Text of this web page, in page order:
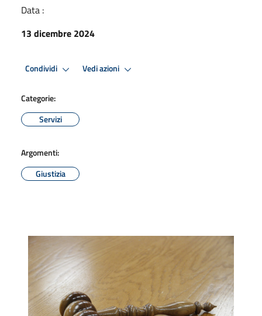
Data :
13 dicembre 2024
Condividi Vedi azioni
Categorie:
Servizi
Argomenti:
Giustizia